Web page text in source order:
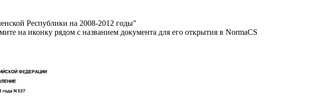
Республики на 2008-2012 годы"
на иконку рядом с названием документа для его открытия в NormaCS